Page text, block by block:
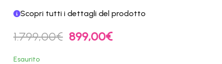
Scopri tutti i dettagli del prodotto
1.799,00€ Il
prezzo
899,00€Il
Esaurito